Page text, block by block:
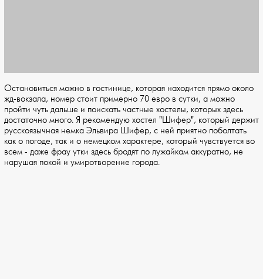
Остановиться можно в гостинице, которая находится прямо около
жд-вокзала, номер стоит примерно 70 евро в сутки, а можно
пройти чуть дальше и поискать частные хостелы, которых здесь
достаточно много. Я рекомендую хостел "Шифер", который держит
русскоязычная немка Эльвира Шифер, с ней приятно поболтать
как о погоде, так и о немецком характере, который чувствуется во
всем - даже фрау утки здесь бродят по лужайкам аккуратно, не
нарушая покой и умиротворение города.